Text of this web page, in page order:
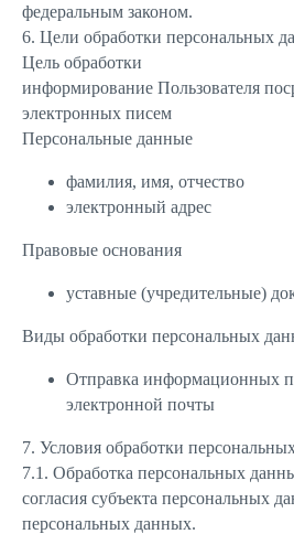
федеральным законом.
6. Цели обработки персональных
Цель обработки
информирование Пользователя
электронных писем
Персональные данные
фамилия, имя, отчество
электронный адрес
Правовые основания
уставные (учредительные)
Виды обработки персональных
Отправка информационных
электронной почты
7. Условия обработки
7.1. Обработка персональных
согласия субъекта персональных
персональных данных.